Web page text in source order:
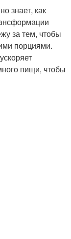
знает, как
за тем, чтобы
порциями.
пищи, чтобы